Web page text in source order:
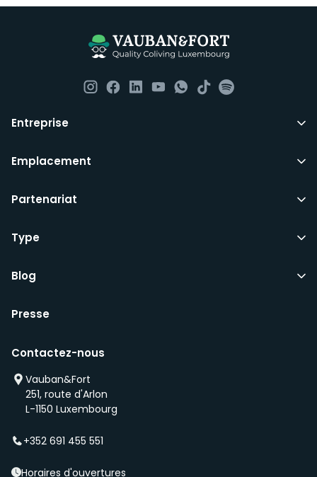
Entreprise
Emplacement
Partenariat
Type
Blog
Presse
Contactez-nous
Vauban&Fort
251, route d'Arlon
L-1150 Luxembourg
+352 691 455 551
Horaires d'ouvertures